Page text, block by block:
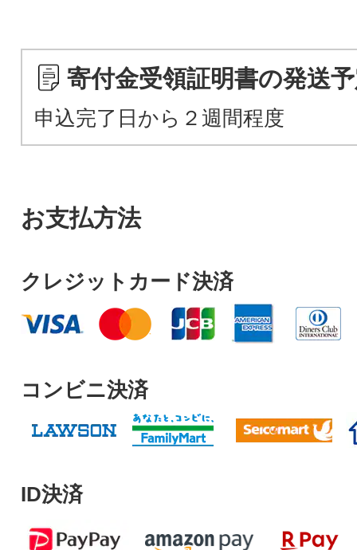
寄付金受領証明書の発送
申込完了日から２週間程度
お支払方法
クレジットカード決済
コンビニ決済
ID決済